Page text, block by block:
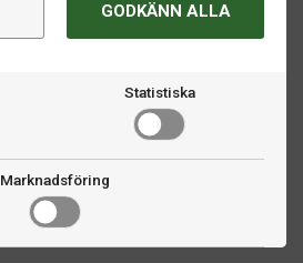
GODKÄNN ALLA
Statistiska
Marknadsföring